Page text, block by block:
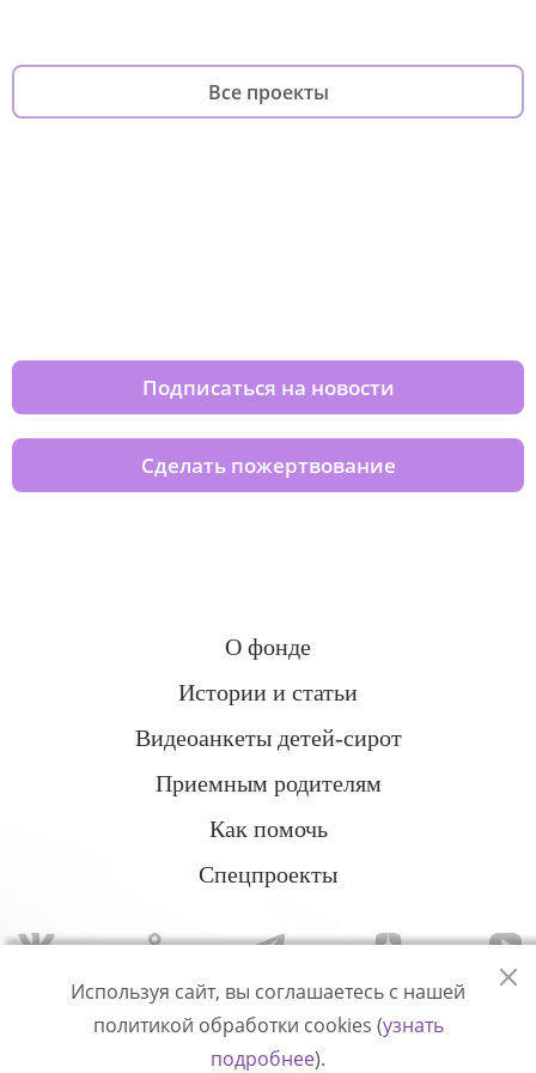
Все проекты
Подписаться на новости
Сделать пожертвование
О фонде
Истории и статьи
Видеоанкеты детей-сирот
Приемным родителям
Как помочь
Спецпроекты
Политика конфиденциальности
Используя сайт, вы соглашаетесь с нашей
политикой обработки cookies (узнать
подробнее).